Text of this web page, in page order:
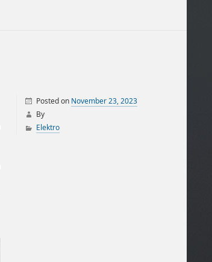
Posted on November 23, 2023
By
Elektro